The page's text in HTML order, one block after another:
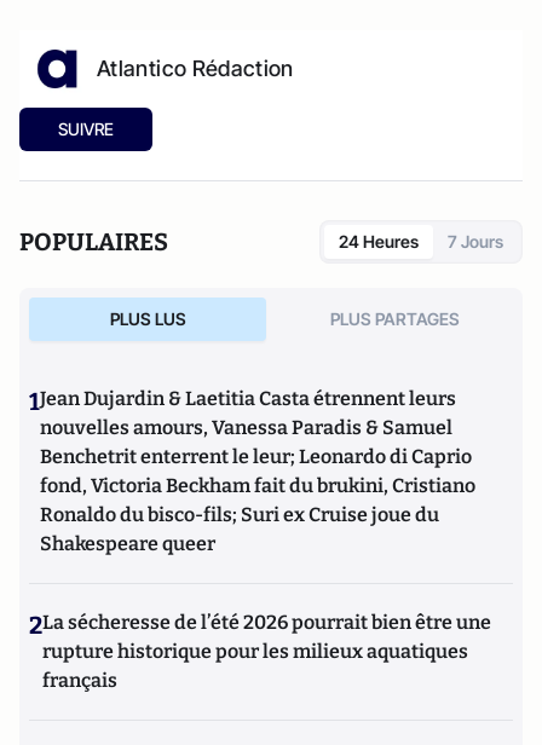
Atlantico Rédaction
SUIVRE
POPULAIRES 24 Heures 7 Jours
PLUS LUS PLUS PARTAGES
1Jean Dujardin & Laetitia Casta étrennent leurs
nouvelles amours, Vanessa Paradis & Samuel
Benchetrit enterrent le leur; Leonardo di Caprio
fond, Victoria Beckham fait du brukini, Cristiano
Ronaldo du bisco-fils; Suri ex Cruise joue du
Shakespeare queer
2La sécheresse de l’été 2026 pourrait bien être une
rupture historique pour les milieux aquatiques
français